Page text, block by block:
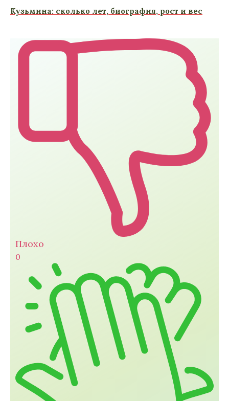
Кузьмина: сколько лет, биография, рост и вес
Плохо
0